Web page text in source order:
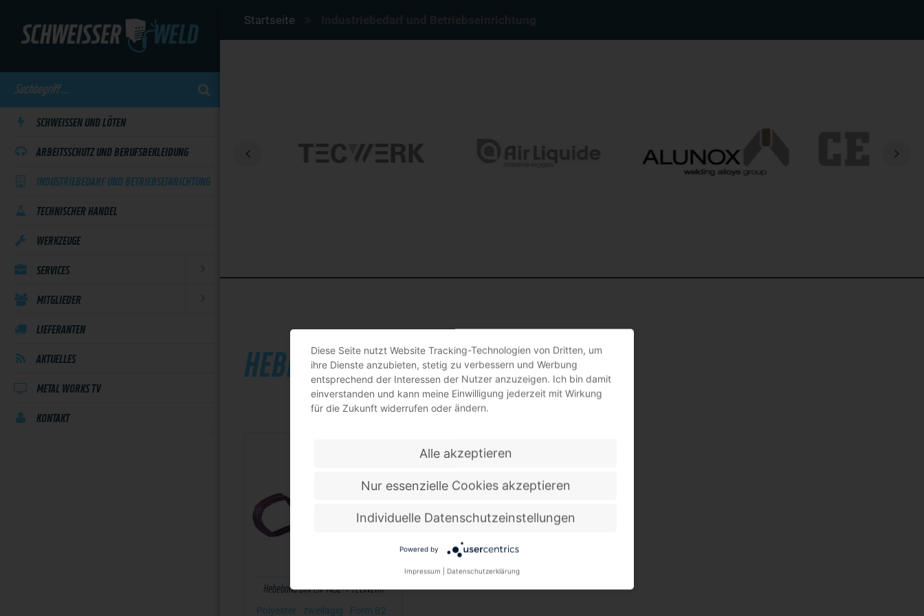
SCHWEISSEN UND LÖTEN
ARBEITSSCHUTZ UND BERUFSBEKLEIDUNG
INDUSTRIEBEDARF UND BETRIEBSEINRICHTUNG
TECHNISCHER HANDEL
WERKZEUGE
SERVICES
MITGLIEDER
LIEFERANTEN
AKTUELLES
METAL WORKS TV
KONTAKT
main
Startseite
HEBEBÄNDER
Hebeband DIN EN 1492-1 TECWERK
Polyester · zweilagig · Form B2 ·
Diese Seite nutzt Website Tracking-Technologien von Dritten, um
ihre Dienste anzubieten, stetig zu verbessern und Werbung
entsprechend der Interessen der Nutzer anzuzeigen. Ich bin damit
einverstanden und kann meine Einwilligung jederzeit mit Wirkung
für die Zukunft widerrufen oder ändern.
Alle akzeptieren
Nur essenzielle Cookies akzeptieren
Individuelle Datenschutzeinstellungen
Powered by
Impressum Datenschutzerklärung